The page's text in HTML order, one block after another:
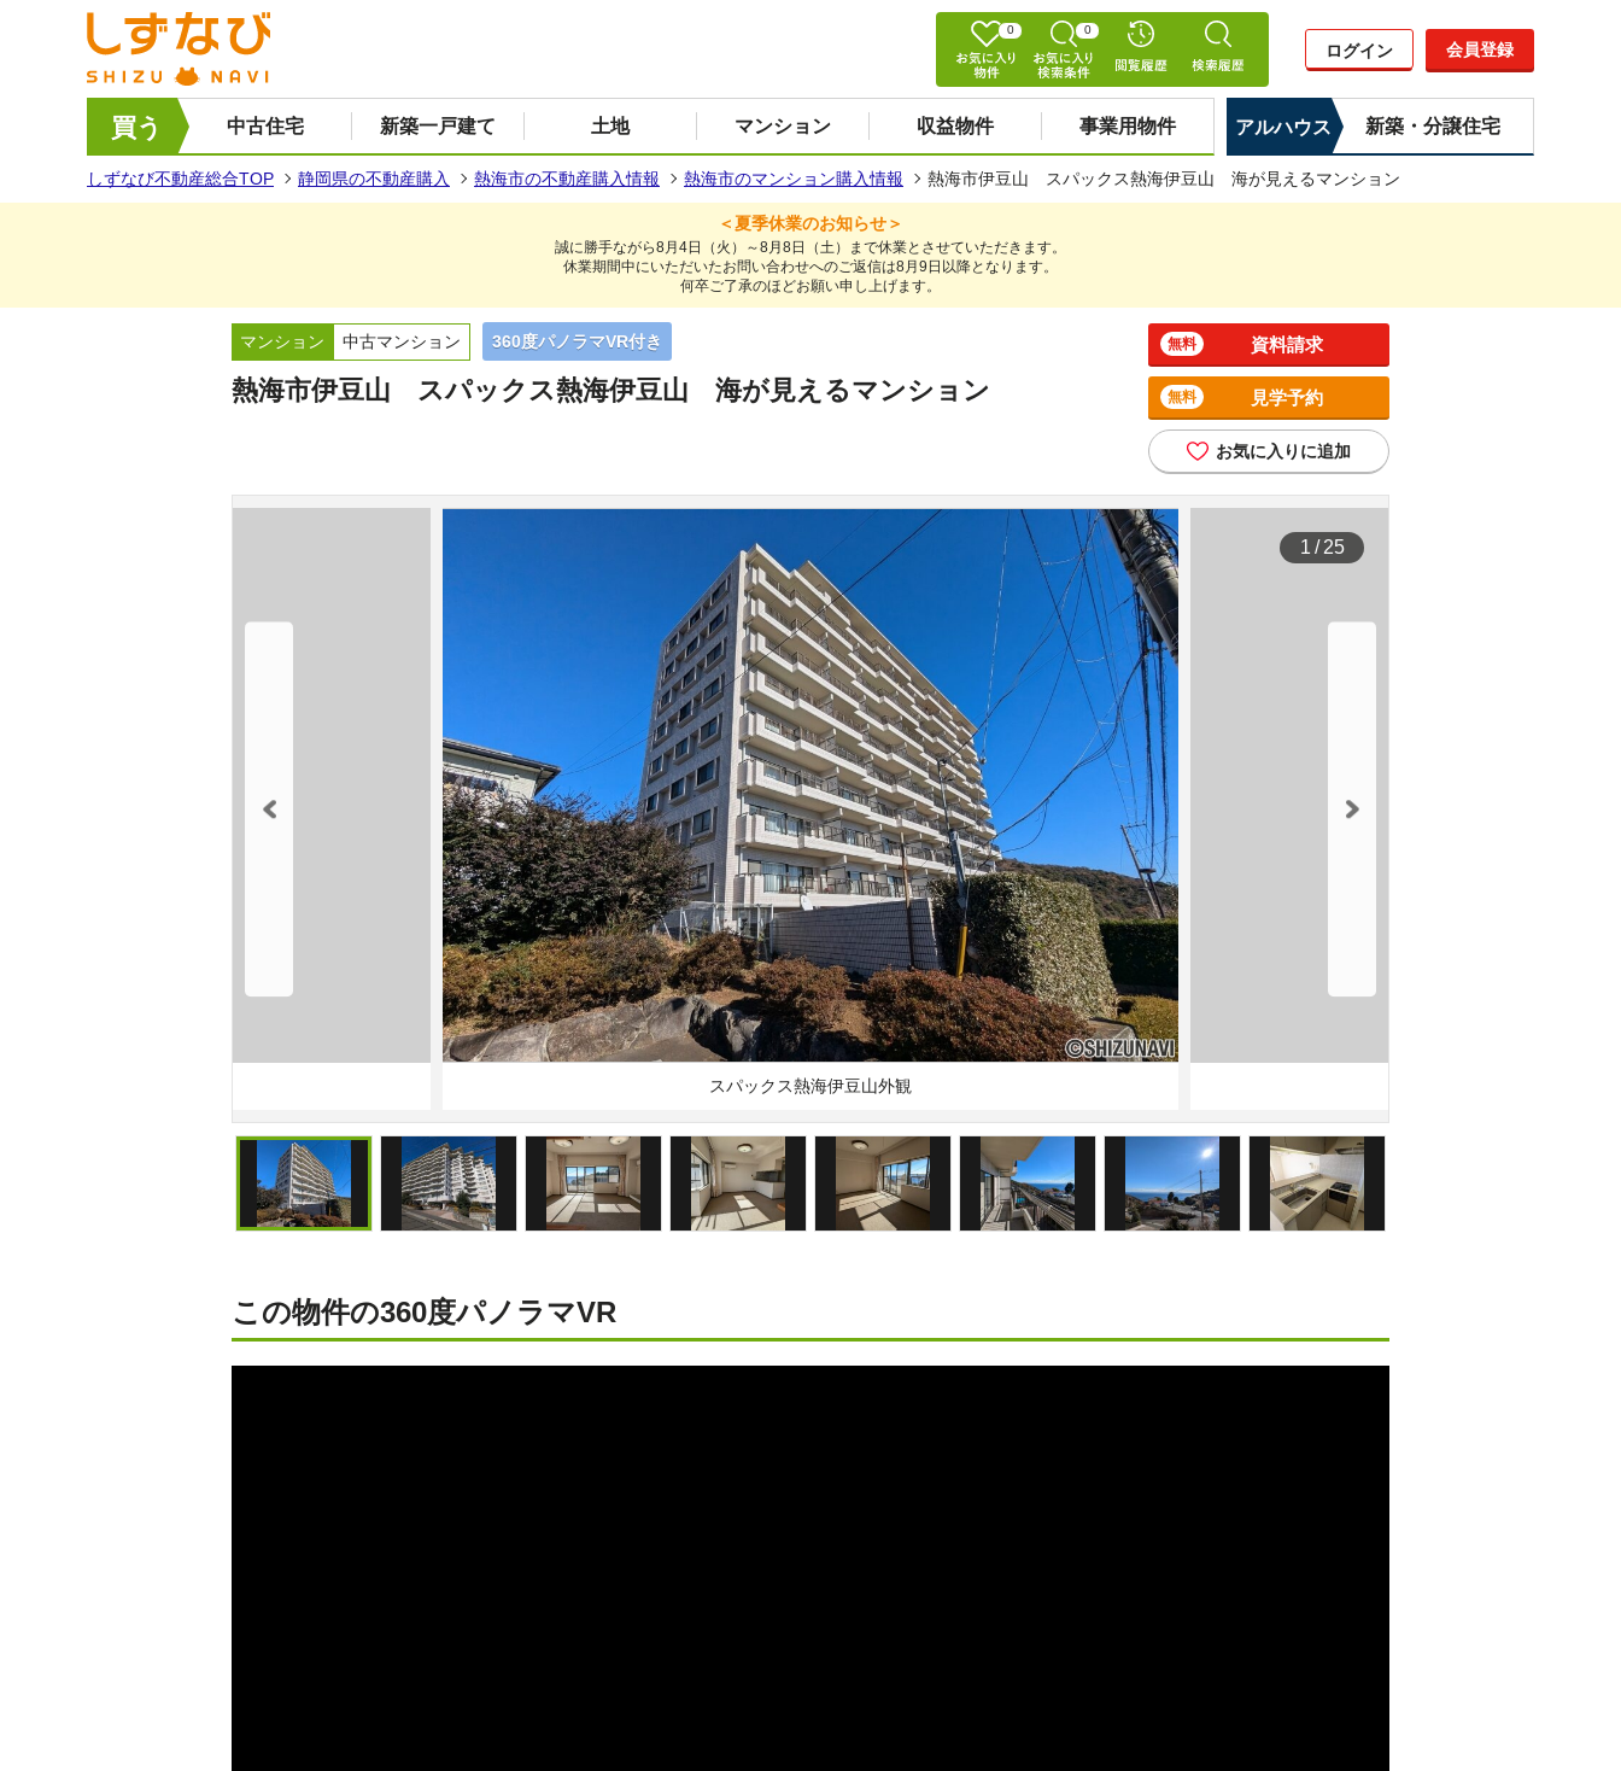
0 0
ログイン 会員登録
買う 中古住宅 新築一戸建て 土地 マンション 収益物件 事業用物件 アルハウス 新築・分譲住宅
しずなび不動産総合TOP 静岡県の不動産購入 熱海市の不動産購入情報 熱海市のマンション購入情報 熱海市伊豆山 スパックス熱海伊豆山 海が見えるマンション
＜夏季休業のお知らせ＞
誠に勝手ながら8月4日（火）～8月8日（土）まで休業とさせていただきます。
休業期間中にいただいたお問い合わせへのご返信は8月9日以降となります。
何卒ご了承のほどお願い申し上げます。
マンション 中古マンション 360度パノラマVR付き
熱海市伊豆山 スパックス熱海伊豆山 海が見えるマンション
資料請求
無料
見学予約
無料
お気に入りに追加
スパックス熱海伊豆山外観
1 / 25
この物件の360度パノラマVR